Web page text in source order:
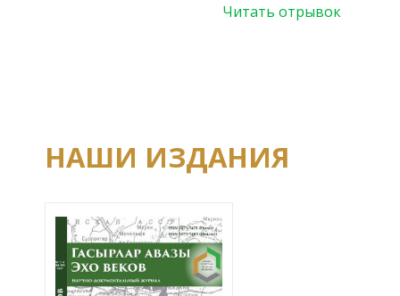
Читать отрывок
НАШИ ИЗДАНИЯ